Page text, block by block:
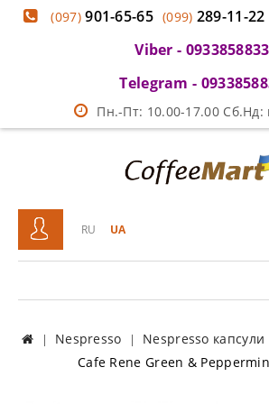
(097)901-65-65 (099) 289-11-22
Viber - 0933858833
Telegram -
Пн.-Пт: 10.00-17.00 Сб.Нд:
RU UA
Nespresso Nespresso капсули
Cafe Rene Green &